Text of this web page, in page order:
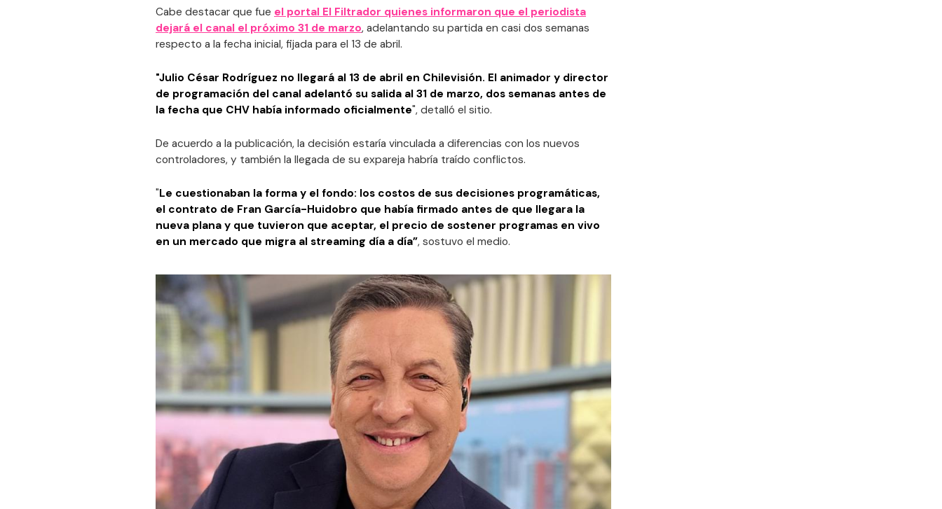
Cabe destacar que fue el portal El Filtrador quienes informaron que el periodista
dejará el canal el próximo 31 de marzo, adelantando su partida en casi dos semanas
respecto a la fecha inicial, fijada para el 13 de abril.
"Julio César Rodríguez no llegará al 13 de abril en Chilevisión. El animador y director
de programación del canal adelantó su salida al 31 de marzo, dos semanas antes de
la fecha que CHV había informado oficialmente", detalló el sitio.
De acuerdo a la publicación, la decisión estaría vinculada a diferencias con los nuevos
controladores, y también la llegada de su expareja habría traído conflictos.
"Le cuestionaban la forma y el fondo: los costos de sus decisiones programáticas,
el contrato de Fran García-Huidobro que había firmado antes de que llegara la
nueva plana y que tuvieron que aceptar, el precio de sostener programas en vivo
en un mercado que migra al streaming día a día”, sostuvo el medio.